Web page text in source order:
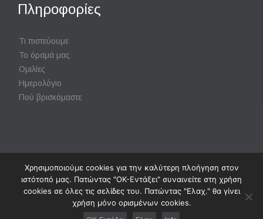
Πληροφορίες
Τι πιστεύουμε
Το όραμά μας
Ομιλίες
Ημερολόγιο
Πού βρισκόμαστε
Powered byDigisol Ltd.|Χρήση Cookies
↑
Χρησιμοποιούμε cookies για την καλύτερη πλοήγηση στον
ιστότοπό μας. Πατώντας "ΟΚ-Εντάξει" συναινείτε στη χρήση
cookies σε όλες τις σελίδες του. Πατώντας "Ελαχ." θα γίνει
χρήση μόνο ορισμένων cookies.